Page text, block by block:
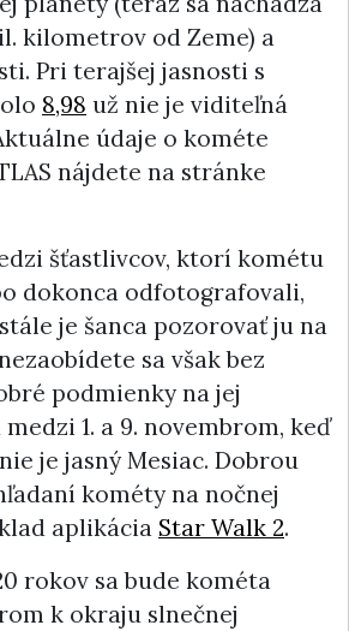
kilometrov od Zeme) a
Pri terajšej jasnosti s
8,98 už nie je viditeľná
údaje o kométe
nájdete na stránke
šťastlivcov, ktorí kométu
dokonca odfotografovali,
je šanca pozorovať ju na
sa však bez
podmienky na jej
1. a 9. novembrom, keď
je jasný Mesiac. Dobrou
kométy na nočnej
aplikácia Star Walk 2.
rokov sa bude kométa
k okraju slnečnej